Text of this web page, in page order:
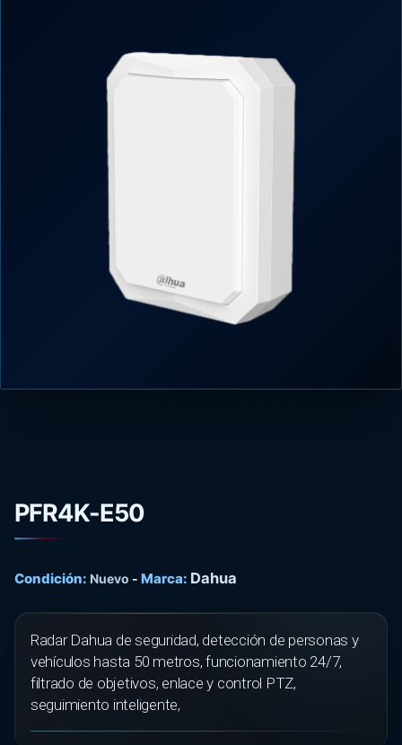
PFR4K-E50
Condición: Nuevo - Marca: Dahua
Radar Dahua de seguridad, detección de personas y
vehículos hasta 50 metros, funcionamiento 24/7,
filtrado de objetivos, enlace y control PTZ,
seguimiento inteligente,